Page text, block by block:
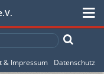
& Impressum Datenschutz